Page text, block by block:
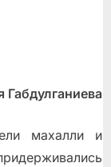
Габдулганиева
махалли и